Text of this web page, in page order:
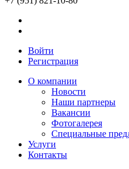
Войти
Регистрация
О компании
Новости
Наши партнеры
Вакансии
Фотогалерея
Специальные
Услуги
Контакты